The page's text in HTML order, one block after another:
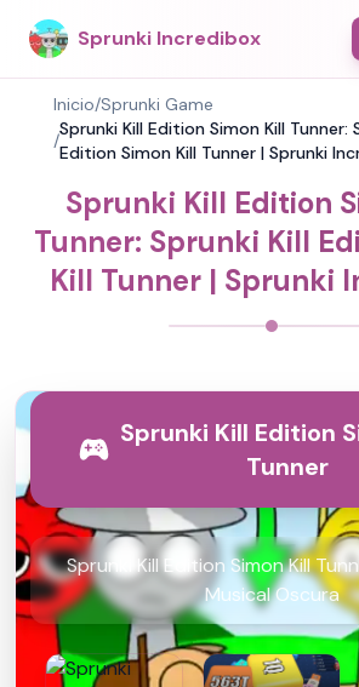
Sprunki Incredibox
Inicio/Sprunki Game
/
Sprunki Kill Edition Simon Kill Tunner:
Edition Simon Kill Tunner | Sprunki
Sprunki Kill Edition
Tunner: Sprunki Kill
Kill Tunner | Sprunki
Sprunki Kill Edition
Tunner
Sprunki Kill Edition Simon Kill
Musical Oscura